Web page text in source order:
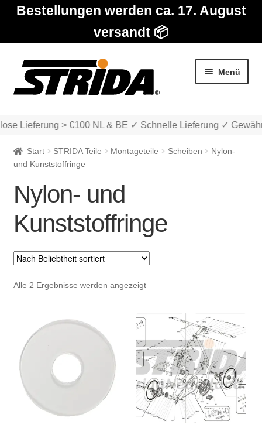
Bestellungen werden ca. 17. August
versandt 📦
Zur
Navigation
springen
Zum
Inhalt
springen
Menü
Die Modelle
Katalog
Account & Support
SALE
Lieferung > €100 NL & BE ✓ Schnelle Lieferung ✓
Start STRIDA Teile Montageteile Scheiben
Nylon-
und Kunststoffringe
Nylon- und
Kunststoffringe
Alle 2 Ergebnisse werden angezeigtNach